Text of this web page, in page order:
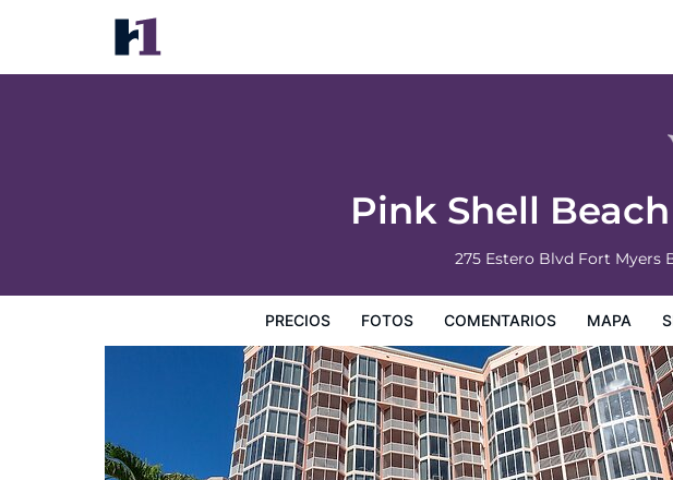
Pink Shell
275 Estero Blvd Fort Myers
PRECIOS FOTOS COMENTARIOS MAPA
Pink Shell Beach Resort and Marina
Precios